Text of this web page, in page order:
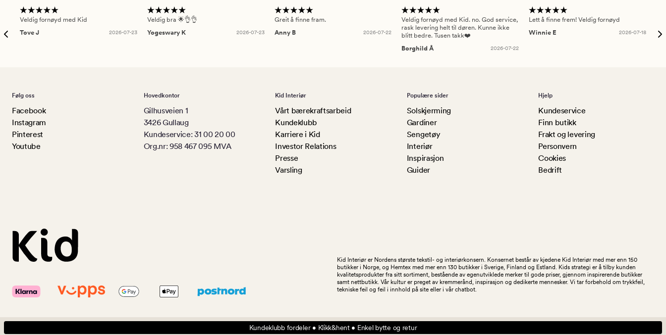
Veldig fornøyd med Kid
Tove J
2026-07-23
Veldig bra 🌟👌👌
Yogeswary K
2026-07-23
Greit å finne fram.
Anny B
2026-07-22
Veldig fornøyd med Kid. no. God service,
rask levering helt til døren. Kunne ikke
blitt bedre. Tusen takk❤️
Borghild Å
2026-07-22
Lett å finne frem! Veldig fornøyd
Winnie E
2026-07-18
Følg oss
Facebook
Instagram
Pinterest
Youtube
Hovedkontor
Gilhusveien 1
3426 Gullaug
Kundeservice: 31 00 20 00
Org.nr: 958 467 095 MVA
Kid Interiør
Vårt bærekraftsarbeid
Kundeklubb
Karriere i Kid
Investor Relations
Presse
Varsling
Populære sider
Solskjerming
Gardiner
Sengetøy
Interiør
Inspirasjon
Guider
Hjelp
Kundeservice
Finn butikk
Frakt og levering
Personvern
Cookies
Bedrift
Kid Interiør er Nordens største tekstil- og interiørkonsern. Konsernet består av kjedene Kid Interiør med mer enn 150
butikker i Norge, og Hemtex med mer enn 130 butikker i Sverige, Finland og Estland. Kids strategi er å tilby kunden
kvalitetsprodukter fra sitt sortiment, bestående av egenutviklede merker til gode priser, gjennom inspirerende butikker
samt nettbutikk. Vår kultur er preget av kremmerånd, inspirasjon og dedikerte mennesker. Vi tar forbehold om trykkfeil,
tekniske feil og feil i innhold på site eller i vår chatbot.
Kundeklubb fordeler • Klikk&hent • Enkel bytte og retur